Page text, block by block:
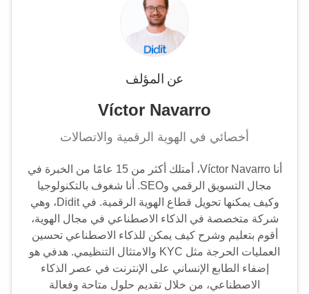
عن المؤلف
Víctor Navarro
أخصائي في الهوية الرقمية والاتصالات
أنا Víctor Navarro، أمتلك أكثر من 15 عامًا من الخبرة في
مجال التسويق الرقمي وSEO. أنا شغوف بالتكنولوجيا
وكيف يمكنها تحويل قطاع الهوية الرقمية. في Didit، وهي
شركة متخصصة في الذكاء الاصطناعي في مجال الهوية،
أقوم بتعليم وشرح كيف يمكن للذكاء الاصطناعي تحسين
العمليات الحرجة مثل KYC والامتثال التنظيمي. هدفي هو
إضفاء الطابع الإنساني على الإنترنت في عصر الذكاء
الاصطناعي، من خلال تقديم حلول متاحة وفعالة